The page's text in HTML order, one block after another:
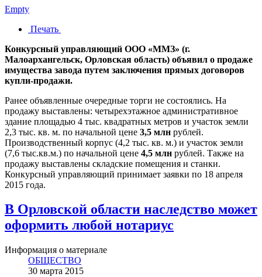
Empty
Печать
Конкурсный управляющий ООО «ММЗ» (г.
Малоархангельск, Орловская область) объявил о продаже
имущества завода путем заключения прямых договоров
купли-продажи.
Ранее объявленные очередные торги не состоялись. На
продажу выставлены: четырехэтажное административное
здание площадью 4 тыс. квадратных метров и участок земли
2,3 тыс. кв. м. по начальной цене 3,5 млн рублей.
Производственный корпус (4,2 тыс. кв. м.) и участок земли
(7,6 тыс.кв.м.) по начальной цене 4,5 млн рублей. Также на
продажу выставлены складские помещения и станки.
Конкурсный управляющий принимает заявки по 18 апреля
2015 года.
В Орловской области наследство может
оформить любой нотариус
Информация о материале
ОБЩЕСТВО
30 марта 2015